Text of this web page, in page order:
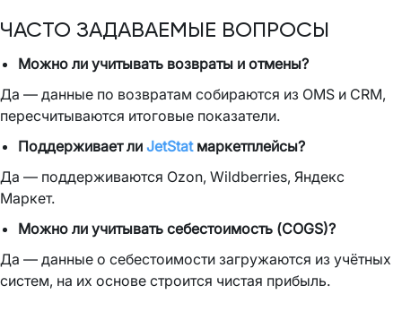
ЧАСТО ЗАДАВАЕМЫЕ ВОПРОСЫ
Можно ли учитывать возвраты и отмены?
Да — данные по возвратам собираются из OMS и CRM,
пересчитываются итоговые показатели.
Поддерживает ли JetStat маркетплейсы?
Да — поддерживаются Ozon, Wildberries, Яндекс
Маркет.
Можно ли учитывать себестоимость (COGS)?
Да — данные о себестоимости загружаются из учётных
систем, на их основе строится чистая прибыль.